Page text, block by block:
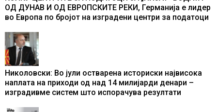
ОД ДУНАВ И ОД ЕВРОПСКИТЕ РЕКИ, Германија е лидер
во Европа по бројот на изградени центри за податоци
Николовски: Во јули остварена историски највисока
наплата на приходи од над 14 милијарди денари –
изградивме систем што испорачува резултати